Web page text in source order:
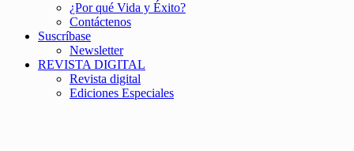
¿Por qué Vida y Éxito?
Contáctenos
Suscríbase
Newsletter
REVISTA DIGITAL
Revista digital
Ediciones Especiales